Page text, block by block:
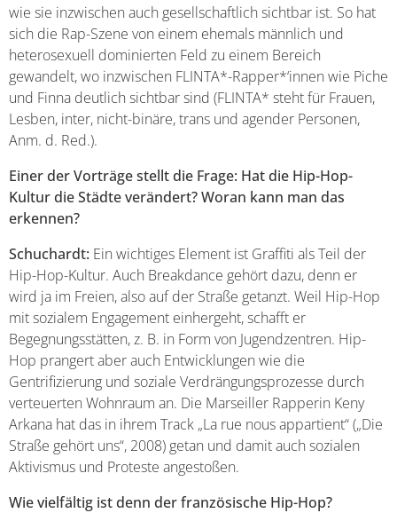
wie sie inzwischen auch gesellschaftlich sichtbar ist. So hat
sich die Rap-Szene von einem ehemals männlich und
heterosexuell dominierten Feld zu einem Bereich
gewandelt, wo inzwischen FLINTA*-Rapper*‘innen wie Piche
und Finna deutlich sichtbar sind (FLINTA* steht für Frauen,
Lesben, inter, nicht-binäre, trans und agender Personen,
Anm. d. Red.).
Einer der Vorträge stellt die Frage: Hat die Hip-Hop-
Kultur die Städte verändert? Woran kann man das
erkennen?
Schuchardt: Ein wichtiges Element ist Graffiti als Teil der
Hip-Hop-Kultur. Auch Breakdance gehört dazu, denn er
wird ja im Freien, also auf der Straße getanzt. Weil Hip-Hop
mit sozialem Engagement einhergeht, schafft er
Begegnungsstätten, z. B. in Form von Jugendzentren. Hip-
Hop prangert aber auch Entwicklungen wie die
Gentrifizierung und soziale Verdrängungsprozesse durch
verteuerten Wohnraum an. Die Marseiller Rapperin Keny
Arkana hat das in ihrem Track „La rue nous appartient“ („Die
Straße gehört uns“, 2008) getan und damit auch sozialen
Aktivismus und Proteste angestoßen.
Wie vielfältig ist denn der französische Hip-Hop?